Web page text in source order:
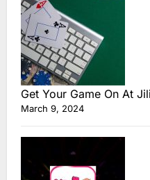
Get Your Game On At
March 9, 2024